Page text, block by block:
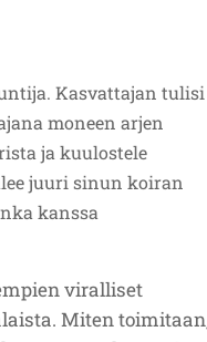
Kasvattajan tulisi
moneen arjen
ja kuulostele
juuri sinun koiran
kanssa
viralliset
Miten